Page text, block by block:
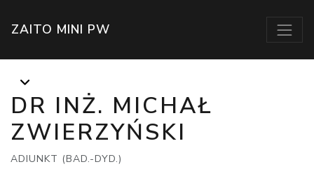
ZAITO MINI PW
DR INŻ. MICHAŁ
ZWIERZYŃSKI
ADIUNKT (BAD.-DYD.)